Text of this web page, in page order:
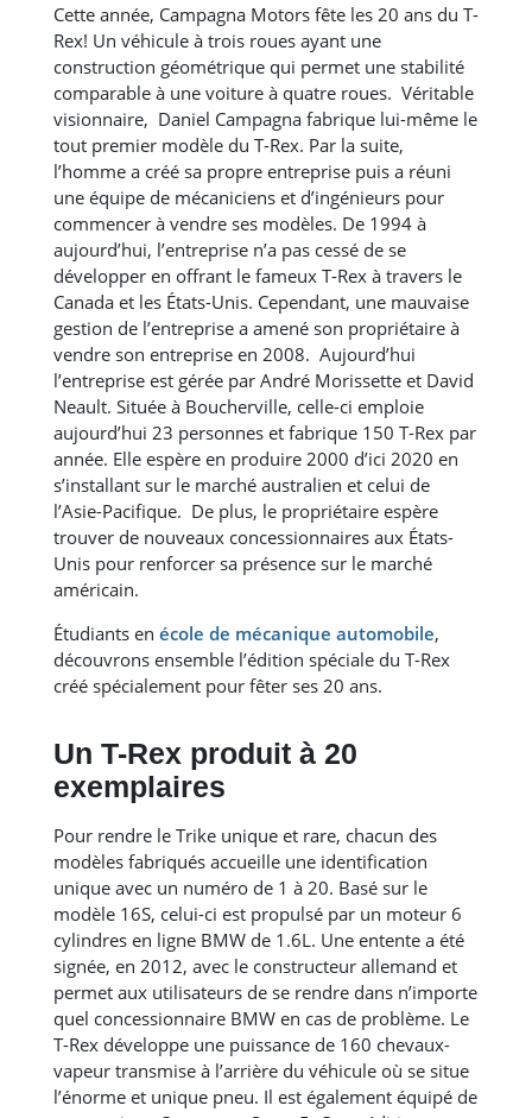
Cette année, Campagna Motors fête les 20 ans du T-
Rex! Un véhicule à trois roues ayant une
construction géométrique qui permet une stabilité
comparable à une voiture à quatre roues. Véritable
visionnaire, Daniel Campagna fabrique lui-même le
tout premier modèle du T-Rex. Par la suite,
l’homme a créé sa propre entreprise puis a réuni
une équipe de mécaniciens et d’ingénieurs pour
commencer à vendre ses modèles. De 1994 à
aujourd’hui, l’entreprise n’a pas cessé de se
développer en offrant le fameux T-Rex à travers le
Canada et les États-Unis. Cependant, une mauvaise
gestion de l’entreprise a amené son propriétaire à
vendre son entreprise en 2008. Aujourd’hui
l’entreprise est gérée par André Morissette et David
Neault. Située à Boucherville, celle-ci emploie
aujourd’hui 23 personnes et fabrique 150 T-Rex par
année. Elle espère en produire 2000 d’ici 2020 en
s’installant sur le marché australien et celui de
l’Asie-Pacifique. De plus, le propriétaire espère
trouver de nouveaux concessionnaires aux États-
Unis pour renforcer sa présence sur le marché
américain.
Étudiants en école de mécanique automobile,
découvrons ensemble l’édition spéciale du T-Rex
créé spécialement pour fêter ses 20 ans.
Un T-Rex produit à 20
exemplaires
Pour rendre le Trike unique et rare, chacun des
modèles fabriqués accueille une identification
unique avec un numéro de 1 à 20. Basé sur le
modèle 16S, celui-ci est propulsé par un moteur 6
cylindres en ligne BMW de 1.6L. Une entente a été
signée, en 2012, avec le constructeur allemand et
permet aux utilisateurs de se rendre dans n’importe
quel concessionnaire BMW en cas de problème. Le
T-Rex développe une puissance de 160 chevaux-
vapeur transmise à l’arrière du véhicule où se situe
l’énorme et unique pneu. Il est également équipé de